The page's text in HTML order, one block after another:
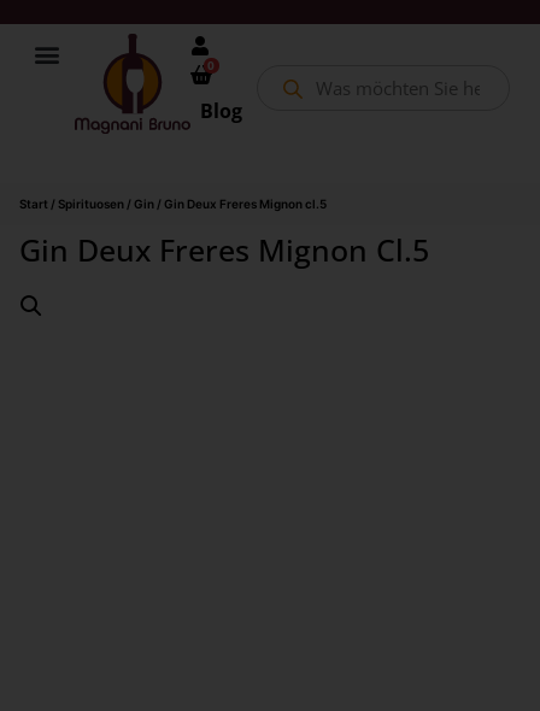
0
Blog
Start / Spirituosen / Gin / Gin Deux Freres Mignon cl.5
Gin Deux Freres Mignon Cl.5